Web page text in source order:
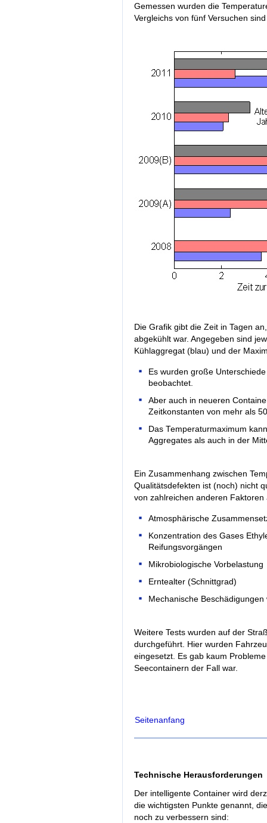
Gemessen wurden die
Vergleichs von fünf Versuchen
Die Grafik gibt die Zeit in Tagen
abgekühlt war. Angegeben sind
Kühlaggregat (blau) und der
Es wurden große
beobachtet.
Aber auch in neueren
Zeitkonstanten von mehr als
Das Temperaturmaximum
Aggregates als auch in der
Ein Zusammenhang zwischen
Qualitätsdefekten ist (noch) nicht
von zahlreichen anderen Faktoren
Atmosphärische
Konzentration des Gases
Reifungsvorgängen
Mikrobiologische Vorbelastung
Erntealter (Schnittgrad)
Mechanische
Weitere Tests wurden auf der
durchgeführt. Hier wurden
eingesetzt. Es gab kaum
Seecontainern der Fall war.
Seitenanfang
Technische Herausforderungen
Der intelligente Container wird
die wichtigsten Punkte genannt,
noch zu verbessern sind: